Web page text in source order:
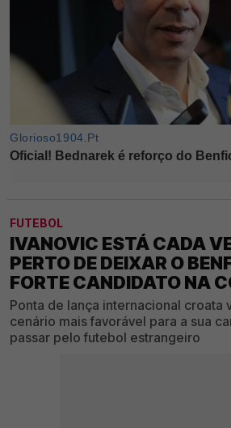
FUTEBOL
IVANOVIC ESTÁ CADA
PERTO DE DEIXAR O
FORTE CANDIDATO NA
Ponta de lança internacional croata
cenário mais favorável para a sua
passar pelo futebol estrangeiro